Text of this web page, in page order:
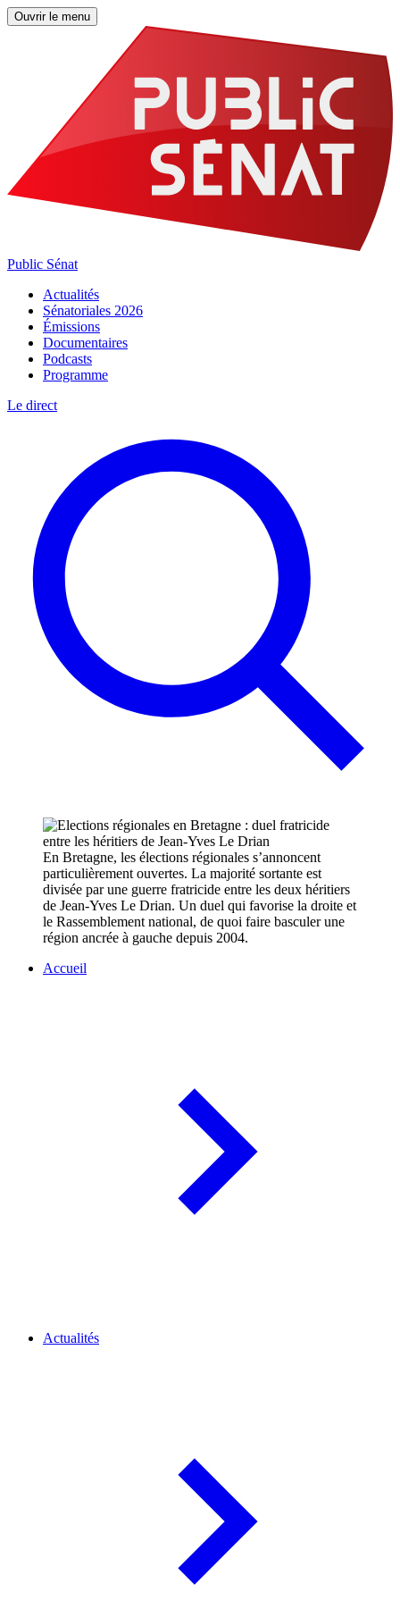
Ouvrir le menu
Public Sénat
Actualités
Sénatoriales 2026
Émissions
Documentaires
Podcasts
Programme
Le direct
En Bretagne, les élections régionales s’annoncent
particulièrement ouvertes. La majorité sortante est
divisée par une guerre fratricide entre les deux héritiers
de Jean-Yves Le Drian. Un duel qui favorise la droite et
le Rassemblement national, de quoi faire basculer une
région ancrée à gauche depuis 2004.
Accueil
Actualités